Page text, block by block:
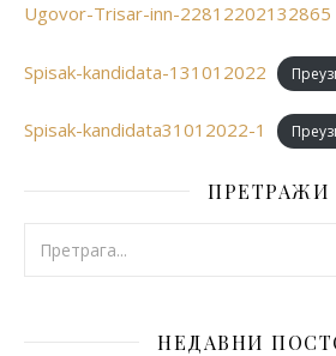
Ugovor-Trisar-inn-22812202132865
Spisak-kandidata-131012022
Spisak-kandidata31012022-1
ПРЕТРАЖИ
НЕДАВНИ